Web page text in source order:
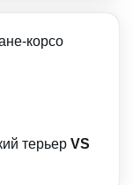
терьер VS